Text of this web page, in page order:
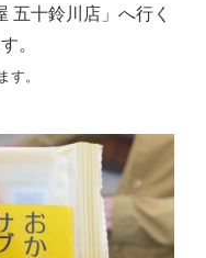
五十鈴川店」へ行く
。
。